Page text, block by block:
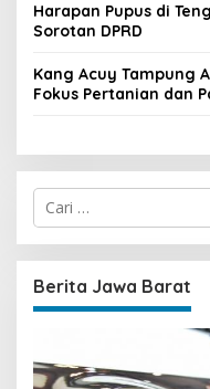
Harapan Pupus di
Sorotan DPRD
Kang Acuy Tampung
Fokus Pertanian dan
C
i
u
n
t
k
:
Berita Jawa Barat